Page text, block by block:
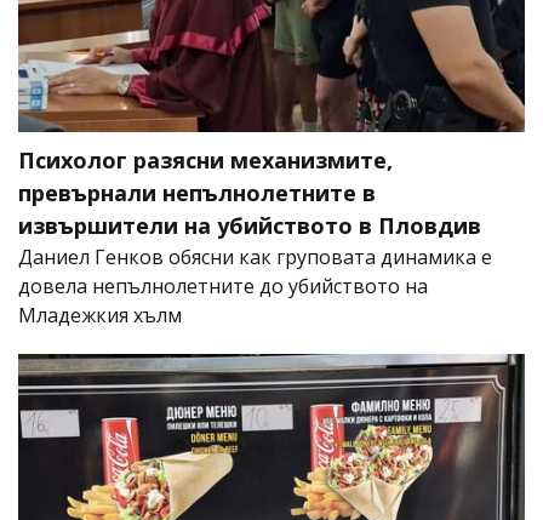
Психолог разясни механизмите,
превърнали непълнолетните в
извършители на убийството в Пловдив
Даниел Генков обясни как груповата динамика е
довела непълнолетните до убийството на
Младежкия хълм